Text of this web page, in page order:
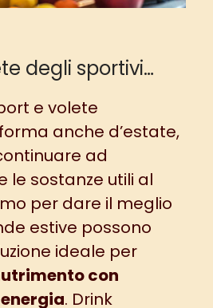
degli sportivi…
e volete
anche d’estate,
ad
le sostanze utili al
per dare il meglio
estive possono
ideale per
con
. Drink